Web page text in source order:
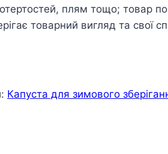
плям тощо; товар
товарний вигляд та свої
Капуста для зимового